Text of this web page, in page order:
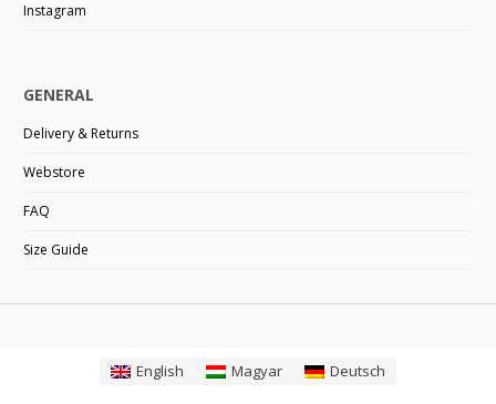
Instagram
GENERAL
Delivery & Returns
Webstore
FAQ
Size Guide
English Magyar Deutsch